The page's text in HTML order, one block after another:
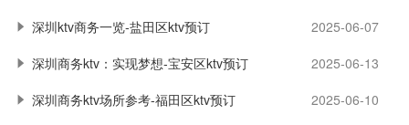
深圳ktv商务一览-盐田区ktv预订
2025-06-07
深圳商务ktv：实现梦想-宝安区ktv预订
2025-06-13
深圳商务ktv场所参考-福田区ktv预订
2025-06-10